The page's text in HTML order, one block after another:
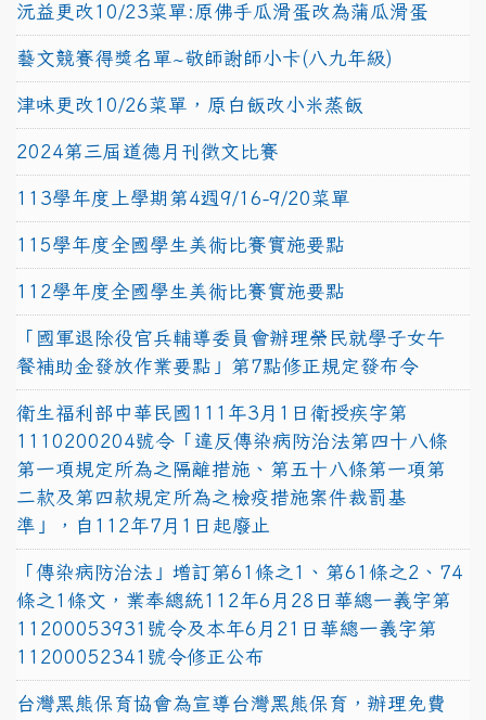
沅益更改10/23菜單:原佛手瓜滑蛋改為蒲瓜滑蛋
藝文競賽得獎名單~敬師謝師小卡(八九年級)
津味更改10/26菜單，原白飯改小米蒸飯
2024第三屆道德月刊徵文比賽
113學年度上學期第4週9/16-9/20菜單
115學年度全國學生美術比賽實施要點
112學年度全國學生美術比賽實施要點
「國軍退除役官兵輔導委員會辦理榮民就學子女午
餐補助金發放作業要點」第7點修正規定發布令
衛生福利部中華民國111年3月1日衛授疾字第
1110200204號令「違反傳染病防治法第四十八條
第一項規定所為之隔離措施、第五十八條第一項第
二款及第四款規定所為之檢疫措施案件裁罰基
準」，自112年7月1日起廢止
「傳染病防治法」增訂第61條之1、第61條之2、74
條之1條文，業奉總統112年6月28日華總一義字第
11200053931號令及本年6月21日華總一義字第
11200052341號令修正公布
台灣黑熊保育協會為宣導台灣黑熊保育，辦理免費